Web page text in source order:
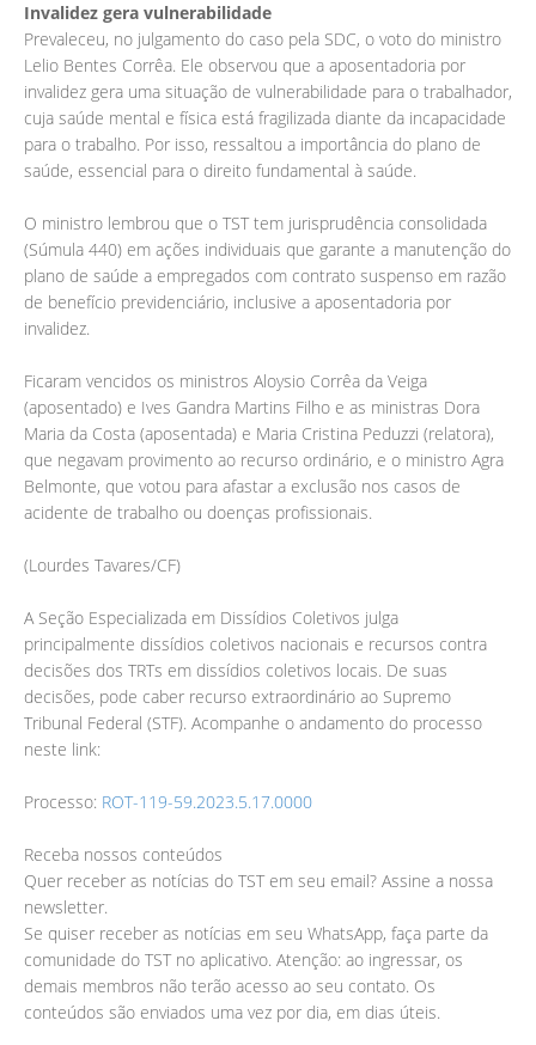
Invalidez gera vulnerabilidade
Prevaleceu, no julgamento do caso pela SDC, o voto do ministro
Lelio Bentes Corrêa. Ele observou que a aposentadoria por
invalidez gera uma situação de vulnerabilidade para o trabalhador,
cuja saúde mental e física está fragilizada diante da incapacidade
para o trabalho. Por isso, ressaltou a importância do plano de
saúde, essencial para o direito fundamental à saúde.
O ministro lembrou que o TST tem jurisprudência consolidada
(Súmula 440) em ações individuais que garante a manutenção do
plano de saúde a empregados com contrato suspenso em razão
de benefício previdenciário, inclusive a aposentadoria por
invalidez.
Ficaram vencidos os ministros Aloysio Corrêa da Veiga
(aposentado) e Ives Gandra Martins Filho e as ministras Dora
Maria da Costa (aposentada) e Maria Cristina Peduzzi (relatora),
que negavam provimento ao recurso ordinário, e o ministro Agra
Belmonte, que votou para afastar a exclusão nos casos de
acidente de trabalho ou doenças profissionais.
(Lourdes Tavares/CF)
A Seção Especializada em Dissídios Coletivos julga
principalmente dissídios coletivos nacionais e recursos contra
decisões dos TRTs em dissídios coletivos locais. De suas
decisões, pode caber recurso extraordinário ao Supremo
Tribunal Federal (STF). Acompanhe o andamento do processo
neste link:
Processo: ROT-119-59.2023.5.17.0000
Receba nossos conteúdos
Quer receber as notícias do TST em seu email? Assine a nossa
newsletter.
Se quiser receber as notícias em seu WhatsApp, faça parte da
comunidade do TST no aplicativo. Atenção: ao ingressar, os
demais membros não terão acesso ao seu contato. Os
conteúdos são enviados uma vez por dia, em dias úteis.